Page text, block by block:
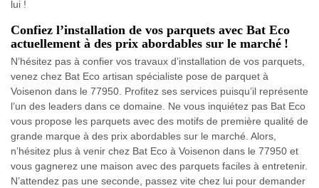
lui !
Confiez l’installation de vos parquets avec Bat Eco
actuellement à des prix abordables sur le marché !
N’hésitez pas à confier vos travaux d’installation de vos parquets,
venez chez Bat Eco artisan spécialiste pose de parquet à
Voisenon dans le 77950. Profitez ses services puisqu’il représente
l’un des leaders dans ce domaine. Ne vous inquiétez pas Bat Eco
vous propose les parquets avec des motifs de première qualité de
grande marque à des prix abordables sur le marché. Alors,
n’hésitez plus à venir chez Bat Eco à Voisenon dans le 77950 et
vous gagnerez une maison avec des parquets faciles à entretenir.
N’attendez pas une seconde, passez vite chez lui pour demander